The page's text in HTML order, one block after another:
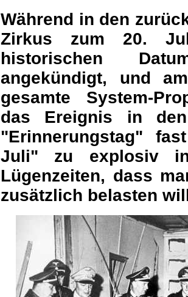
Während in den
Zirkus zum 20.
historischen
angekündigt, und
gesamte System-
das Ereignis in
"Erinnerungstag"
Juli" zu explosiv
Lügenzeiten, dass
zusätzlich belasten